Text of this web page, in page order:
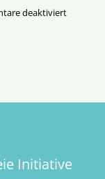
deaktiviertfür
Initiative